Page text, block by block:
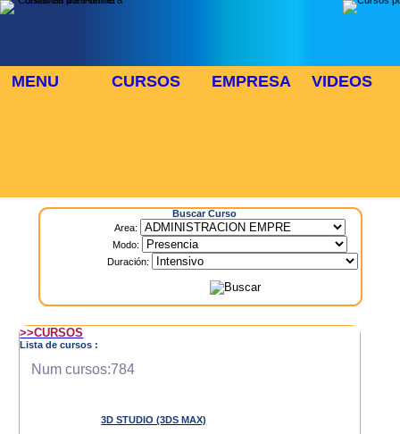
MENU CURSOS EMPRESA VIDEOS
Buscar Curso
Area:
Modo:
Duración:
>>CURSOS
Lista de cursos :
Num cursos:784
3D STUDIO (3DS MAX)